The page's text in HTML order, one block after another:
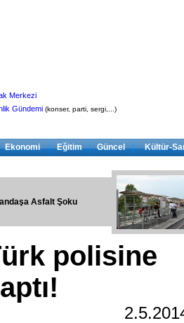
Merkezi
Gündemi (konser, parti, sergi,...)
Ekonomi Eğitim Güncel Kültür-
Asfalt Şoku
polisine